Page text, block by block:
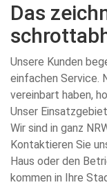
Das
Unsere Kunden
einfachen Service.
vereinbart haben,
Unser
Wir sind in ganz
Kontaktieren Sie
Haus oder den
kommen in Ihre